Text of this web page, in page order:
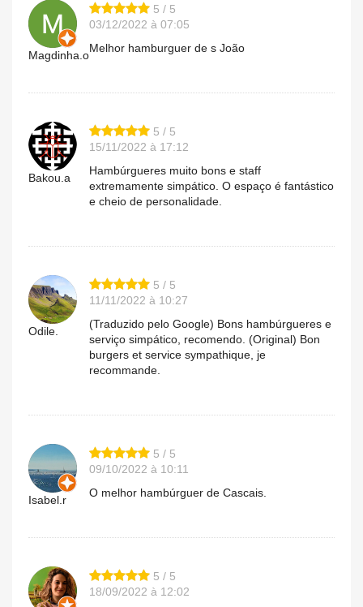
Magdinha.o
5 / 5
03/12/2022 à 07:05
Melhor hamburguer de s João
Bakou.a
5 / 5
15/11/2022 à 17:12
Hambúrgueres muito bons e staff
extremamente simpático. O espaço é fantástico
e cheio de personalidade.
Odile.
5 / 5
11/11/2022 à 10:27
(Traduzido pelo Google) Bons hambúrgueres e
serviço simpático, recomendo. (Original) Bon
burgers et service sympathique, je
recommande.
Isabel.r
5 / 5
09/10/2022 à 10:11
O melhor hambúrguer de Cascais.
5 / 5
18/09/2022 à 12:02